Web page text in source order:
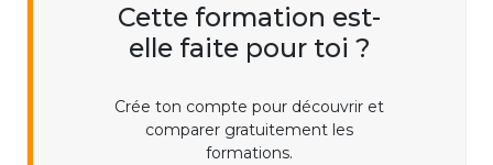
Cette formation est-
elle faite pour toi ?
Crée ton compte pour découvrir et
comparer gratuitement les
formations.